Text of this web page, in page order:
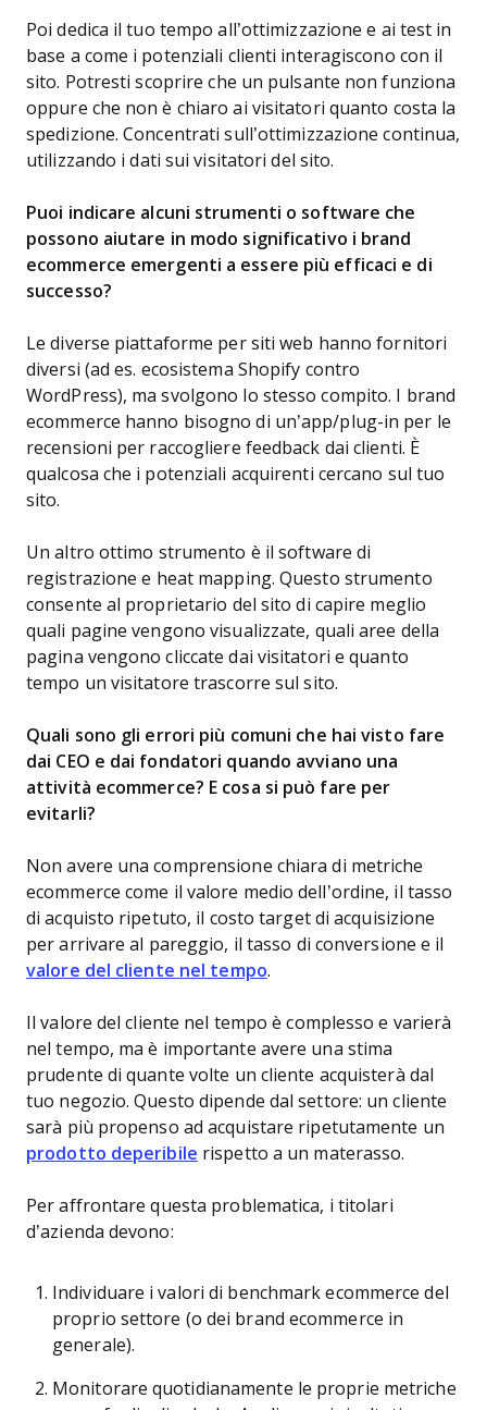
Poi dedica il tuo tempo all’ottimizzazione e ai test in
base a come i potenziali clienti interagiscono con il
sito. Potresti scoprire che un pulsante non funziona
oppure che non è chiaro ai visitatori quanto costa la
spedizione. Concentrati sull’ottimizzazione continua,
utilizzando i dati sui visitatori del sito.
Puoi indicare alcuni strumenti o software che
possono aiutare in modo significativo i brand
ecommerce emergenti a essere più efficaci e di
successo?
Le diverse piattaforme per siti web hanno fornitori
diversi (ad es. ecosistema Shopify contro
WordPress), ma svolgono lo stesso compito. I brand
ecommerce hanno bisogno di un’app/plug-in per le
recensioni per raccogliere feedback dai clienti. È
qualcosa che i potenziali acquirenti cercano sul tuo
sito.
Un altro ottimo strumento è il software di
registrazione e heat mapping. Questo strumento
consente al proprietario del sito di capire meglio
quali pagine vengono visualizzate, quali aree della
pagina vengono cliccate dai visitatori e quanto
tempo un visitatore trascorre sul sito.
Quali sono gli errori più comuni che hai visto fare
dai CEO e dai fondatori quando avviano una
attività ecommerce? E cosa si può fare per
evitarli?
Non avere una comprensione chiara di metriche
ecommerce come il valore medio dell’ordine, il tasso
di acquisto ripetuto, il costo target di acquisizione
per arrivare al pareggio, il tasso di conversione e il
valore del cliente nel tempo.
Il valore del cliente nel tempo è complesso e varierà
nel tempo, ma è importante avere una stima
prudente di quante volte un cliente acquisterà dal
tuo negozio. Questo dipende dal settore: un cliente
sarà più propenso ad acquistare ripetutamente un
prodotto deperibile rispetto a un materasso.
Per affrontare questa problematica, i titolari
d’azienda devono:
Individuare i valori di benchmark ecommerce del
proprio settore (o dei brand ecommerce in
generale).
Monitorare quotidianamente le proprie metriche